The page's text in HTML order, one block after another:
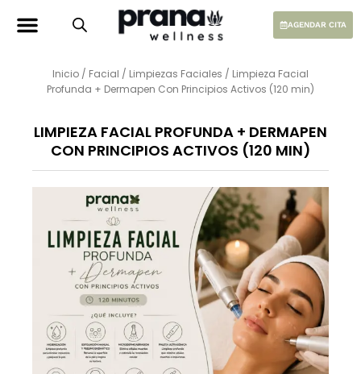
AGENDAR CITA
Inicio / Facial / Limpiezas Faciales / Limpieza Facial
Profunda + Dermapen Con Principios Activos (120 min)
LIMPIEZA FACIAL PROFUNDA + DERMAPEN
CON PRINCIPIOS ACTIVOS (120 MIN)